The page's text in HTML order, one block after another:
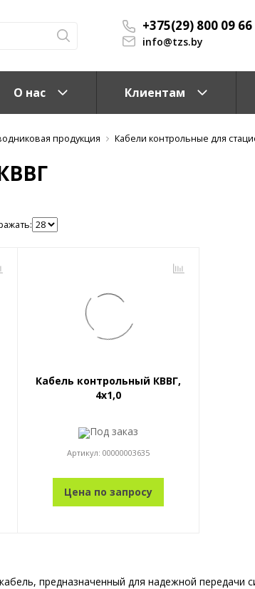
+375(29) 800 09 66
info@tzs.by
О нас Клиентам
продукция Кабели контрольные для
Кабель контрольный КВВГ,
4x1,0
Под заказ
Артикул: 00000003635
Цена по запросу
предназначенный для надежной передачи